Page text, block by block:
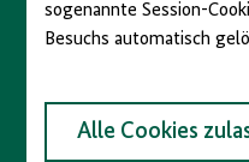
sogenannte Session-
Besuchs automatisch
Alle Cookies